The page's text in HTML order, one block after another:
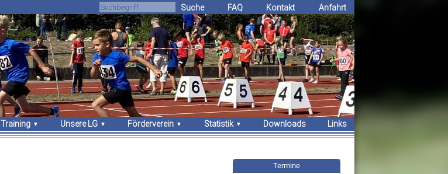
Training
Trainingszeiten
Unsere LG
Über uns
Förderverein
Unsere Arbeit
Statistik
Erfolge
Downloads Links
Suche FAQ Kontakt Anfahrt
Termine